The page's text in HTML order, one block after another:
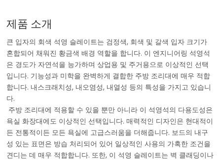
제품 소개
큰 입자의 회색 석영 슬레이트는 검정색, 회색 및 갈색 입자 크기가
혼합되어 채워진 황금색 배경 역할을 합니다. 이 엔지니어링 석영석
은 경도가 자연석을 능가하며 상업용 및 주거용으로 이상적인 선택
입니다. 기능성과 미학을 완벽하게 결합한 주방 조리대에 매우 적합
합니다. 내스크래치성, 내오염성, 내열성 등의 특성을 가지고 있습니
다.
주방 조리대에 적용할 수 있을 뿐만 아니라 이 석영석의 다용도성은
욕실 화장대에도 이상적인 선택입니다. 매력적인 디자인은 현대적이
든 전통적이든 모든 욕실에 고급스러움을 더해줍니다. 보드의 내구
성 있는 표면은 방습 처리되어 있어 일상적인 사용의 가혹한 조건을
견디는 데 매우 적합합니다. 또한, 이 석영 슬레이트는 벽 클래딩이나